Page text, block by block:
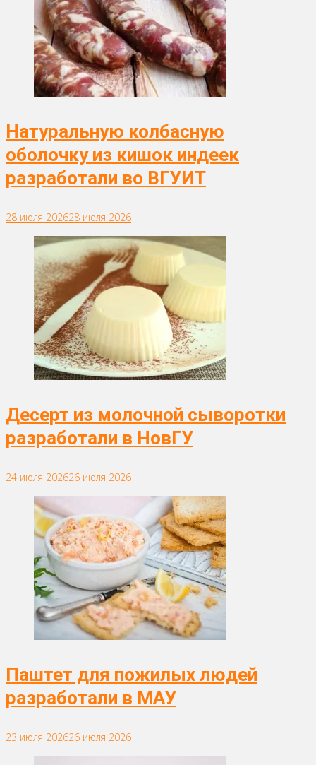
Натуральную колбасную
оболочку из кишок индеек
разработали во ВГУИТ
28 июля 202628 июля 2026
Десерт из молочной сыворотки
разработали в НовГУ
24 июля 202626 июля 2026
Паштет для пожилых людей
разработали в МАУ
23 июля 202626 июля 2026